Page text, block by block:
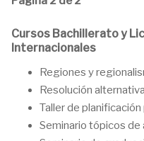
Cursos Bachillerato y
Internacionales
Regiones y
Resolución
Taller de
Seminario tópicos